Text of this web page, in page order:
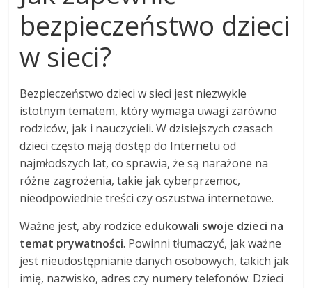
bezpieczeństwo dzieci
w sieci?
Bezpieczeństwo dzieci w sieci jest niezwykle
istotnym tematem, który wymaga uwagi zarówno
rodziców, jak i nauczycieli. W dzisiejszych czasach
dzieci często mają dostęp do Internetu od
najmłodszych lat, co sprawia, że są narażone na
różne zagrożenia, takie jak cyberprzemoc,
nieodpowiednie treści czy oszustwa internetowe.
Ważne jest, aby rodzice edukowali swoje dzieci na
temat prywatności. Powinni tłumaczyć, jak ważne
jest nieudostępnianie danych osobowych, takich jak
imię, nazwisko, adres czy numery telefonów. Dzieci